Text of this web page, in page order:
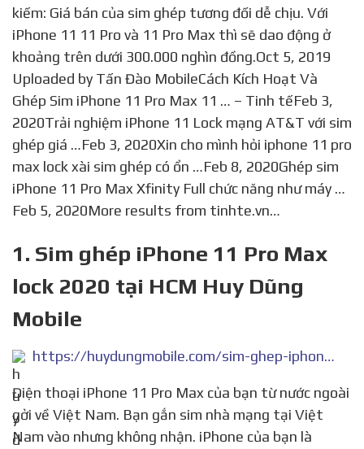
kiếm: Giá bán của sim ghép tương đối dễ chịu. Với
iPhone 11 11 Pro và 11 Pro Max thì sẽ dao động ở
khoảng trên dưới 300.000 nghìn đồng.Oct 5, 2019
Uploaded by Tấn Đào MobileCách Kích Hoạt Và
Ghép Sim iPhone 11 Pro Max 11 … – Tinh tếFeb 3,
2020Trải nghiệm iPhone 11 Lock mạng AT&T với sim
ghép giá …Feb 3, 2020Xin cho mình hỏi iphone 11 pro
max lock xài sim ghép có ổn …Feb 8, 2020Ghép sim
iPhone 11 Pro Max Xfinity Full chức năng như máy …
Feb 5, 2020More results from tinhte.vn…
1. Sim ghép iPhone 11 Pro Max
lock 2020 tại HCM Huy Dũng
Mobile
https://huydungmobile.com/sim-ghep-iphone-11-pro-max-lock/
Điện thoại iPhone 11 Pro Max của bạn từ nước ngoài
gởi về Việt Nam. Bạn gắn sim nhà mạng tại Việt
Nam vào nhưng không nhận. iPhone của bạn là